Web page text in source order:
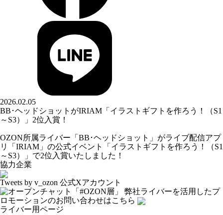
2026.02.05
BB･ヘッドショットがIRIAM「イラストギフトを作ろう！（S1
～S3）」2位入賞！
OZON所属ライバー「 BB･ヘッドショット 」がライブ配信アプ
リ「IRIAM」の公式イベント「イラストギフトを作ろう！（S1
～S3）」で2位入賞いたしました！
協力企業
Tweets by v_ozon 公式Xアカウント
弊社ライバーを活用したプ
ロモーションのお問い合わせはこちら
ライバー用ページ